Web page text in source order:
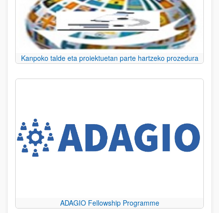
Kanpoko talde eta proiektuetan parte hartzeko prozedura
ADAGIO Fellowship Programme